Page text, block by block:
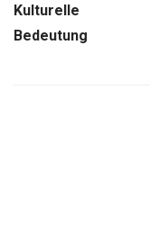
Kulturelle
Bedeutung